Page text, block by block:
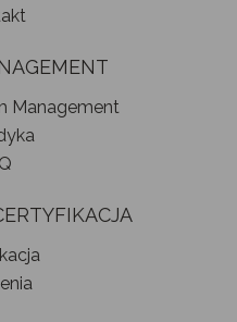
Management